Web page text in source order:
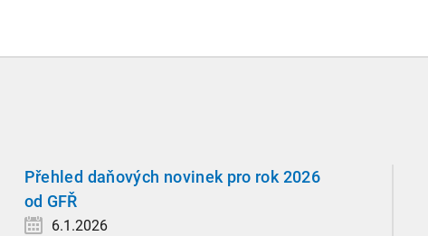
Přehled daňových novinek pro rok 2026
od GFŘ
6.1.2026